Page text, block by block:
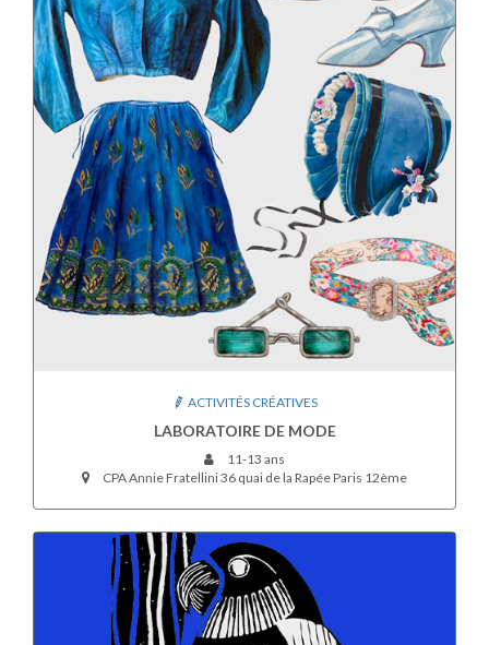
ACTIVITÉS CRÉATIVES
LABORATOIRE DE MODE
11-13 ans
CPA Annie Fratellini 36 quai de la Rapée Paris 12ème